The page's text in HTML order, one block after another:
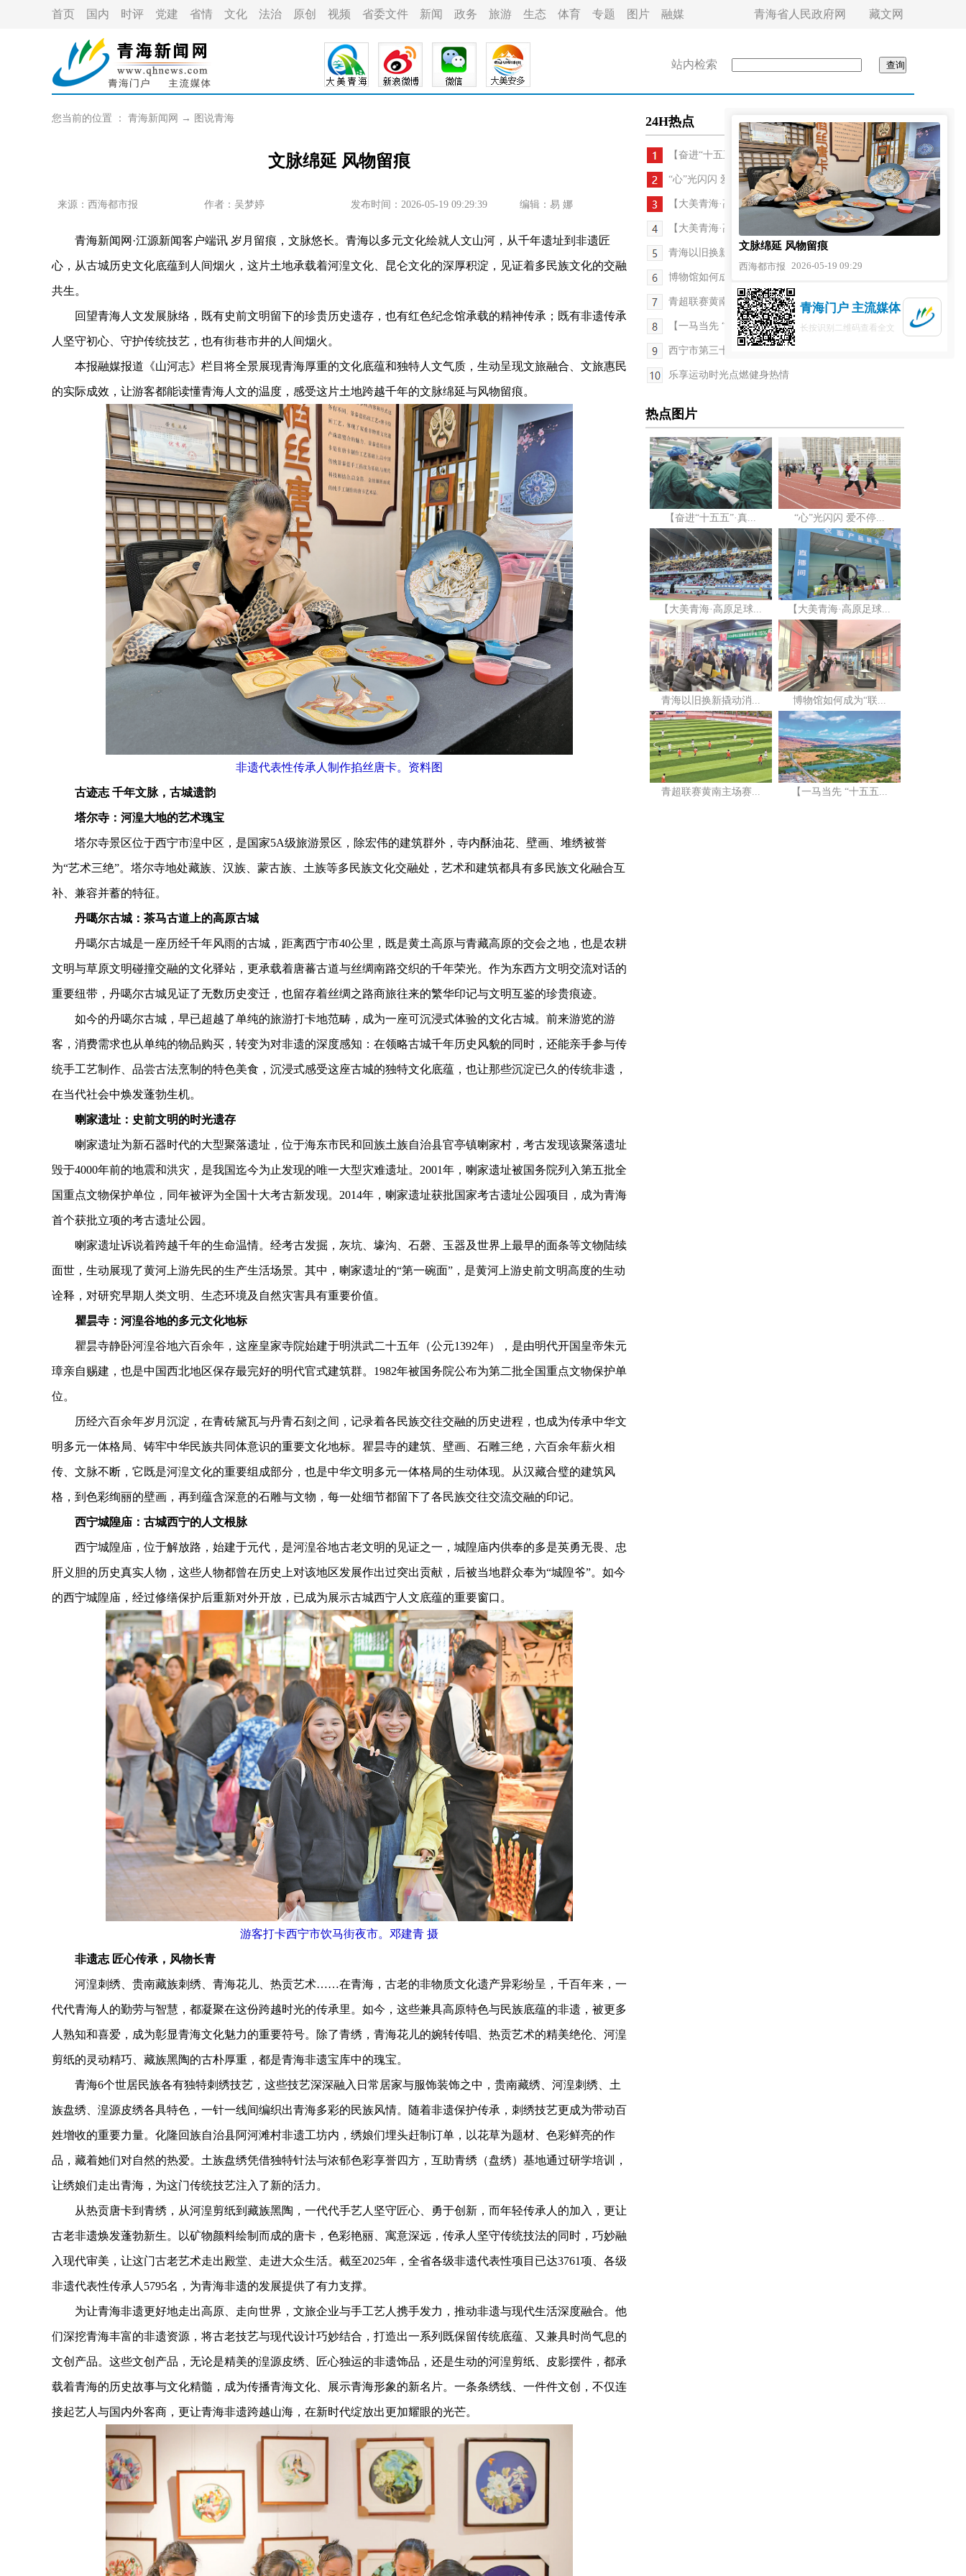
首页 国内 时评 党建 省情 文化 法治 原创 视频 省委文件 新闻 政务 旅游 生态 体育 专题 图片 融媒 青海省人民政府网 藏文网
站内检索
您当前的位置 ： 青海新闻网 → 图说青海
文脉绵延 风物留痕
来源： 西海都市报 作者： 吴梦婷 发布时间：2026-05-19 09:29:39 编辑：易 娜
青海新闻网·江源新闻客户端讯 岁月留痕，文脉悠长。青海以多元文化绘就人文山河，从千年遗址到非遗匠
心，从古城历史文化底蕴到人间烟火，这片土地承载着河湟文化、昆仑文化的深厚积淀，见证着多民族文化的交融
共生。
回望青海人文发展脉络，既有史前文明留下的珍贵历史遗存，也有红色纪念馆承载的精神传承；既有非遗传承
人坚守初心、守护传统技艺，也有街巷市井的人间烟火。
本报融媒报道《山河志》栏目将全景展现青海厚重的文化底蕴和独特人文气质，生动呈现文旅融合、文旅惠民
的实际成效，让游客都能读懂青海人文的温度，感受这片土地跨越千年的文脉绵延与风物留痕。
非遗代表性传承人制作掐丝唐卡。资料图
古迹志 千年文脉，古城遗韵
塔尔寺：河湟大地的艺术瑰宝
塔尔寺景区位于西宁市湟中区，是国家5A级旅游景区，除宏伟的建筑群外，寺内酥油花、壁画、堆绣被誉
为“艺术三绝”。塔尔寺地处藏族、汉族、蒙古族、土族等多民族文化交融处，艺术和建筑都具有多民族文化融合互
补、兼容并蓄的特征。
丹噶尔古城：茶马古道上的高原古城
丹噶尔古城是一座历经千年风雨的古城，距离西宁市40公里，既是黄土高原与青藏高原的交会之地，也是农耕
文明与草原文明碰撞交融的文化驿站，更承载着唐蕃古道与丝绸南路交织的千年荣光。作为东西方文明交流对话的
重要纽带，丹噶尔古城见证了无数历史变迁，也留存着丝绸之路商旅往来的繁华印记与文明互鉴的珍贵痕迹。
如今的丹噶尔古城，早已超越了单纯的旅游打卡地范畴，成为一座可沉浸式体验的文化古城。前来游览的游
客，消费需求也从单纯的物品购买，转变为对非遗的深度感知：在领略古城千年历史风貌的同时，还能亲手参与传
统手工艺制作、品尝古法烹制的特色美食，沉浸式感受这座古城的独特文化底蕴，也让那些沉淀已久的传统非遗，
在当代社会中焕发蓬勃生机。
喇家遗址：史前文明的时光遗存
喇家遗址为新石器时代的大型聚落遗址，位于海东市民和回族土族自治县官亭镇喇家村，考古发现该聚落遗址
毁于4000年前的地震和洪灾，是我国迄今为止发现的唯一大型灾难遗址。2001年，喇家遗址被国务院列入第五批全
国重点文物保护单位，同年被评为全国十大考古新发现。2014年，喇家遗址获批国家考古遗址公园项目，成为青海
首个获批立项的考古遗址公园。
喇家遗址诉说着跨越千年的生命温情。经考古发掘，灰坑、壕沟、石磬、玉器及世界上最早的面条等文物陆续
面世，生动展现了黄河上游先民的生产生活场景。其中，喇家遗址的“第一碗面”，是黄河上游史前文明高度的生动
诠释，对研究早期人类文明、生态环境及自然灾害具有重要价值。
瞿昙寺：河湟谷地的多元文化地标
瞿昙寺静卧河湟谷地六百余年，这座皇家寺院始建于明洪武二十五年（公元1392年），是由明代开国皇帝朱元
璋亲自赐建，也是中国西北地区保存最完好的明代官式建筑群。1982年被国务院公布为第二批全国重点文物保护单
位。
历经六百余年岁月沉淀，在青砖黛瓦与丹青石刻之间，记录着各民族交往交融的历史进程，也成为传承中华文
明多元一体格局、铸牢中华民族共同体意识的重要文化地标。瞿昙寺的建筑、壁画、石雕三绝，六百余年薪火相
传、文脉不断，它既是河湟文化的重要组成部分，也是中华文明多元一体格局的生动体现。从汉藏合璧的建筑风
格，到色彩绚丽的壁画，再到蕴含深意的石雕与文物，每一处细节都留下了各民族交往交流交融的印记。
西宁城隍庙：古城西宁的人文根脉
西宁城隍庙，位于解放路，始建于元代，是河湟谷地古老文明的见证之一，城隍庙内供奉的多是英勇无畏、忠
肝义胆的历史真实人物，这些人物都曾在历史上对该地区发展作出过突出贡献，后被当地群众奉为“城隍爷”。如今
的西宁城隍庙，经过修缮保护后重新对外开放，已成为展示古城西宁人文底蕴的重要窗口。
游客打卡西宁市饮马街夜市。邓建青 摄
非遗志 匠心传承，风物长青
河湟刺绣、贵南藏族刺绣、青海花儿、热贡艺术……在青海，古老的非物质文化遗产异彩纷呈，千百年来，一
代代青海人的勤劳与智慧，都凝聚在这份跨越时光的传承里。如今，这些兼具高原特色与民族底蕴的非遗，被更多
人熟知和喜爱，成为彰显青海文化魅力的重要符号。除了青绣，青海花儿的婉转传唱、热贡艺术的精美绝伦、河湟
剪纸的灵动精巧、藏族黑陶的古朴厚重，都是青海非遗宝库中的瑰宝。
青海6个世居民族各有独特刺绣技艺，这些技艺深深融入日常居家与服饰装饰之中，贵南藏绣、河湟刺绣、土
族盘绣、湟源皮绣各具特色，一针一线间编织出青海多彩的民族风情。随着非遗保护传承，刺绣技艺更成为带动百
姓增收的重要力量。化隆回族自治县阿河滩村非遗工坊内，绣娘们埋头赶制订单，以花草为题材、色彩鲜亮的作
品，藏着她们对自然的热爱。土族盘绣凭借独特针法与浓郁色彩享誉四方，互助青绣（盘绣）基地通过研学培训，
让绣娘们走出青海，为这门传统技艺注入了新的活力。
从热贡唐卡到青绣，从河湟剪纸到藏族黑陶，一代代手艺人坚守匠心、勇于创新，而年轻传承人的加入，更让
古老非遗焕发蓬勃新生。以矿物颜料绘制而成的唐卡，色彩艳丽、寓意深远，传承人坚守传统技法的同时，巧妙融
入现代审美，让这门古老艺术走出殿堂、走进大众生活。截至2025年，全省各级非遗代表性项目已达3761项、各级
非遗代表性传承人5795名，为青海非遗的发展提供了有力支撑。
为让青海非遗更好地走出高原、走向世界，文旅企业与手工艺人携手发力，推动非遗与现代生活深度融合。他
们深挖青海丰富的非遗资源，将古老技艺与现代设计巧妙结合，打造出一系列既保留传统底蕴、又兼具时尚气息的
文创产品。这些文创产品，无论是精美的湟源皮绣、匠心独运的非遗饰品，还是生动的河湟剪纸、皮影摆件，都承
载着青海的历史故事与文化精髓，成为传播青海文化、展示青海形象的新名片。一条条绣线、一件件文创，不仅连
接起艺人与国内外客商，更让青海非遗跨越山海，在新时代绽放出更加耀眼的光芒。
24H热点
【奋进“十五五”·真抓实干谱新篇】架起京青“...
“心”光闪闪 爱不停歇——青海省推动残疾人事业高...
【大美青海·高原足球】绿茵烽火照亮河湟之夜——第...
【大美青海·高原足球】周末放松 去逛海东青超夜市...
青海以旧换新撬动消费超20亿元
博物馆如何成为“联结世界的桥梁”青海答案：让文...
青超联赛黄南主场赛事在同仁开赛
【一马当先 “十五五”开局看青海】碧水为证 守护...
西宁市第三十六个全国助残日活动温情启幕
乐享运动时光点燃健身热情
热点图片
【奋进“十五五”·真... “心”光闪闪 爱不停...
【大美青海·高原足球... 【大美青海·高原足球...
青海以旧换新撬动消... 博物馆如何成为“联...
青超联赛黄南主场赛... 【一马当先 “十五五...
文脉绵延 风物留痕
西海都市报 2026-05-19 09:29
青海门户 主流媒体
长按识别二维码查看全文